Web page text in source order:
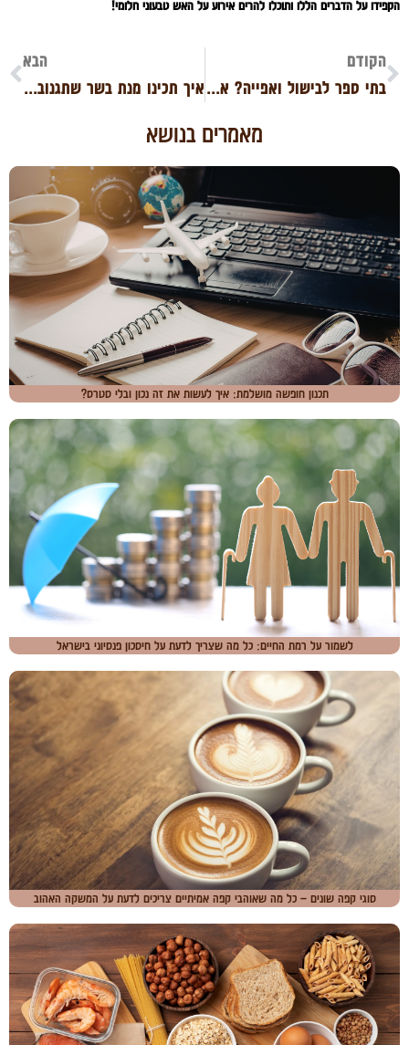
הקפידו על הדברים הללו ותוכלו להרים אירוע על האש טבעוני חלומי!
הקודם
בתי ספר לבישול ואפייה? אתם חייבים נתב שיחות!
הבא
איך תכינו מנת בשר שתגנוב את ההצגה?
מאמרים בנושא
תכנון חופשה מושלמת: איך לעשות את זה נכון ובלי סטרס?
לשמור על רמת החיים: כל מה שצריך לדעת על חיסכון פנסיוני בישראל
סוגי קפה שונים – כל מה שאוהבי קפה אמיתיים צריכים לדעת על המשקה האהוב